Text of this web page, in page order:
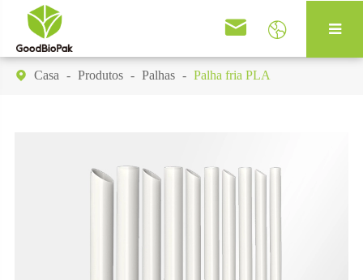
 
 Casa Produtos Palhas Palha fria PLA